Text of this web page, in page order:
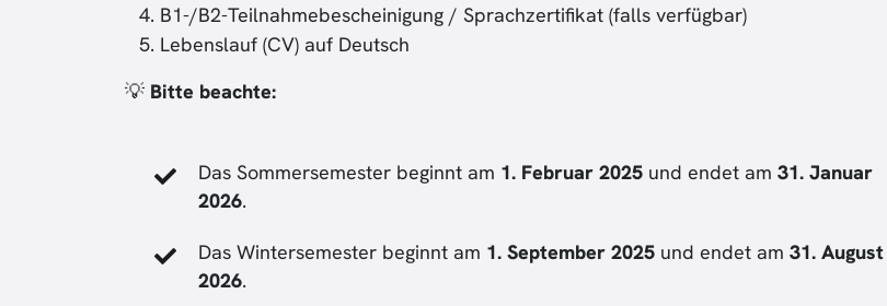
B1-/B2-Teilnahmebescheinigung / Sprachzertifikat (falls verfügbar)
Lebenslauf (CV) auf Deutsch
💡 Bitte beachte:
Das Sommersemester beginnt am 1. Februar 2025 und endet am 31. Januar
2026.
Das Wintersemester beginnt am 1. September 2025 und endet am 31. August
2026.